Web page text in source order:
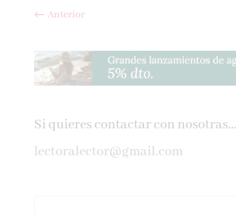
← Anterior
Si quieres contactar con nosotras…
lectoralector@gmail.com